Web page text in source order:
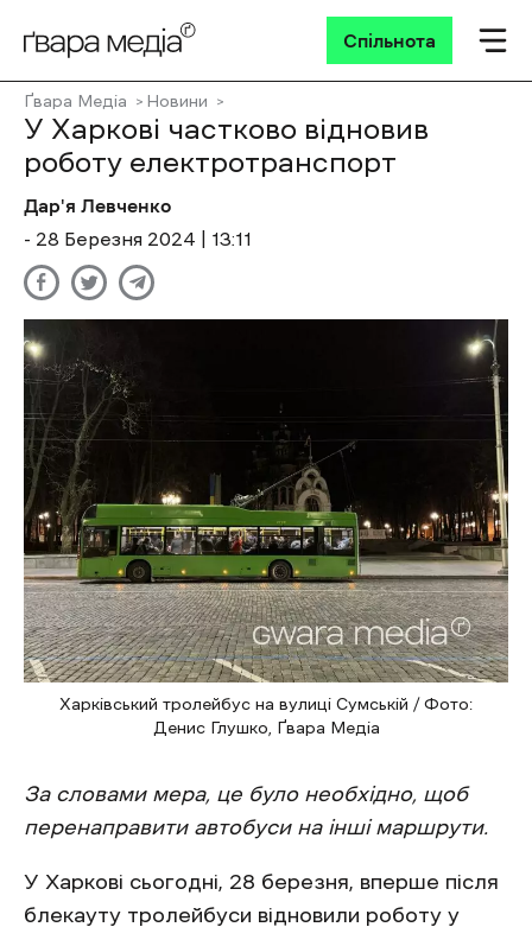
Спільнота
Ґвара Медіа Новини
У Харкові частково відновив
роботу електротранспорт
Дар'я Левченко
- 28 Березня 2024 | 13:11
Харківський тролейбус на вулиці Сумській / Фото:
Денис Глушко, Ґвара Медіа
За словами мера, це було необхідно, щоб
перенаправити автобуси на інші маршрути.
У Харкові сьогодні, 28 березня, вперше після
блекауту тролейбуси відновили роботу у